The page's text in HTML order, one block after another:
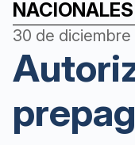
NACIONALES
30 de diciembre